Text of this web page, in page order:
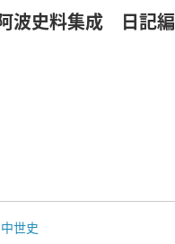
波史料集成 日記編
中世史